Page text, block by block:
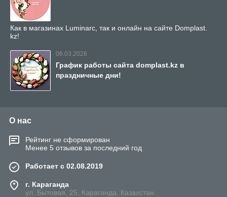
Как в магазинах Luminarc, так и онлайн на сайте Domplast.
kz!
06.03.2026
График работы сайта domplast.kz в
праздничные дни!
О нас
Рейтинг не сформирован
Менее 5 отзывов за последний год
Работает с 02.08.2019
г. Караганда
ул. Бытовая, 25, Караганда, Казахстан